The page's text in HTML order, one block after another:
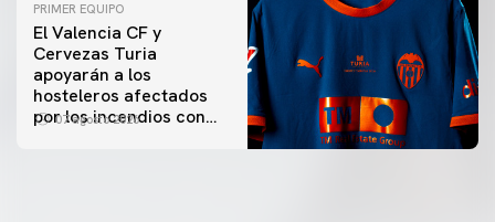
PRIMER EQUIPO
El Valencia CF y
Cervezas Turia
apoyarán a los
hosteleros afectados
por los incendios con
07 agosto 2026